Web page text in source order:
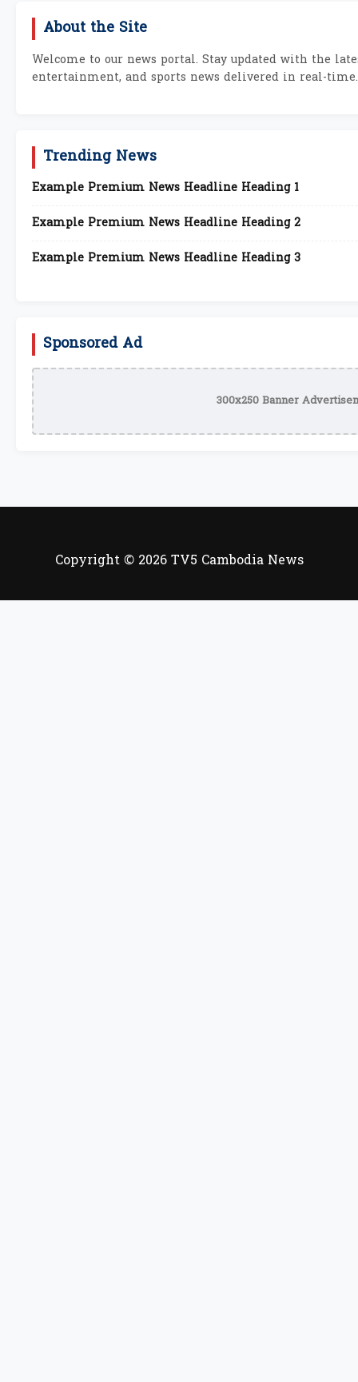
About the Site
Welcome to our news portal. Stay updated with the
entertainment, and sports news delivered in real-time.
Trending News
Example Premium News Headline Heading 1
Example Premium News Headline Heading 2
Example Premium News Headline Heading 3
Sponsored Ad
300x250 Banner
Copyright © 2026 TV5 Cambodia News